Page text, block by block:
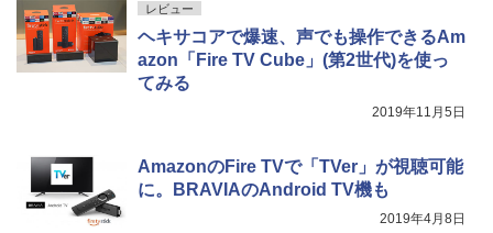
レビュー
ヘキサコアで爆速、声でも操作できるAm
azon「Fire TV Cube」(第2世代)を使っ
てみる
2019年11月5日
AmazonのFire TVで「TVer」が視聴可能
に。BRAVIAのAndroid TV機も
2019年4月8日